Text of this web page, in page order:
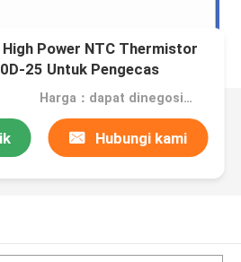
Power NTC Thermistor
25 Untuk Pengecas
Harga：dapat dinegosiasikan
Hubungi kami